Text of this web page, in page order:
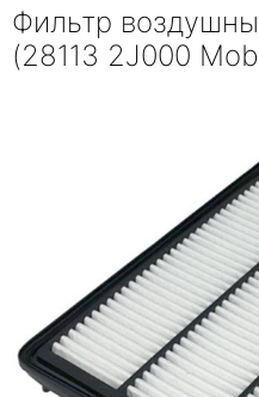
Фильтр
(28113 2J000